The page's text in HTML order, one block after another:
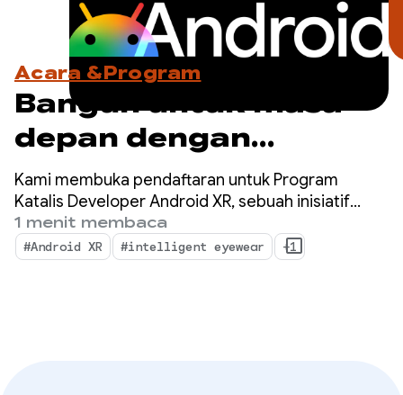
Acara &Program
Bangun untuk masa
depan dengan
Program Katalis
Developer Android XR
— Daftar sekarang!
Kami membuka pendaftaran untuk Program
Katalis Developer Android XR, sebuah inisiatif
khusus untuk mempercepat pengembangan
aplikasi Android XR yang siap diluncurkan dalam
satu tahun ke depan.
1 menit membaca
#Android XR #intelligent eyewear +1